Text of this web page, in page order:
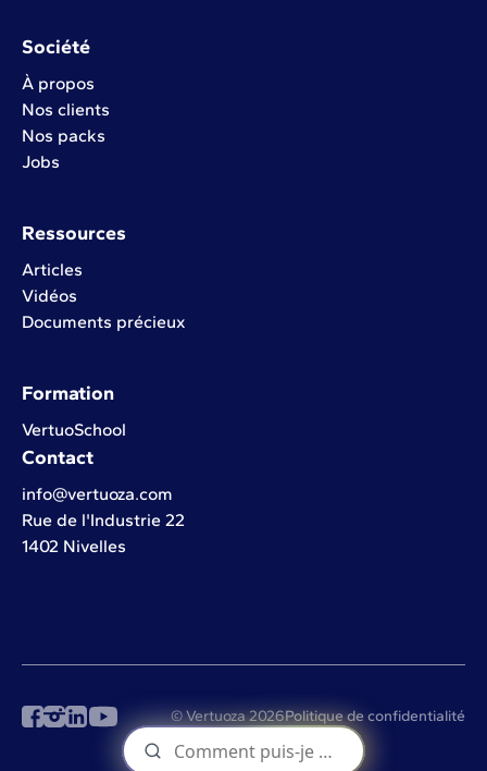
Société
À propos
Nos clients
Nos packs
Jobs
Ressources
Articles
Vidéos
Documents précieux
Formation
VertuoSchool
Contact
info@vertuoza.com
Rue de l'Industrie 22
1402 Nivelles
© Vertuoza 2026Politique de confidentialité